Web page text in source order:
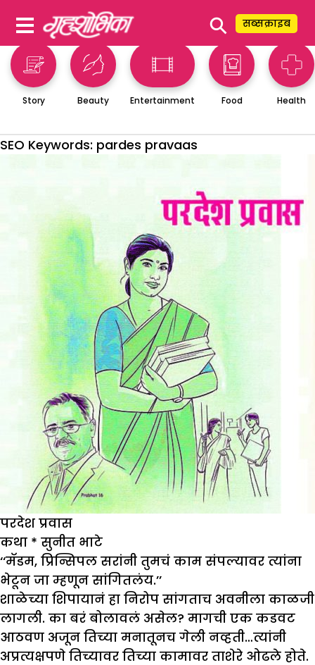
⚲ सब्सक्राइब
Story Beauty Entertainment Food Health
SEO Keywords: pardes pravaas
परदेश प्रवास
कथा * सुनीत भाटे
‘‘मॅडम, प्रिन्सिपल सरांनी तुमचं काम संपल्यावर त्यांना
भेटून जा म्हणून सांगितलंय.’’
शाळेच्या शिपायानं हा निरोप सांगताच अवनीला काळजी
लागली. का बरं बोलावलं असेल? मागची एक कडवट
आठवण अजून तिच्या मनातूनच गेली नव्हती…त्यांनी
अप्रत्यक्षपणे तिच्यावर तिच्या कामावर ताशेरे ओढले होते.